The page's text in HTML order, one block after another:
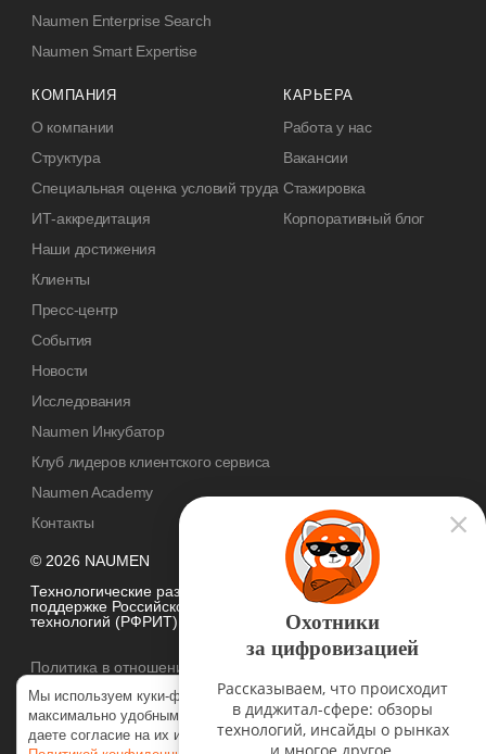
© 2026 NAUMEN
Технологические разработки осуществляются при грантовой
поддержке Российского фонда развития информационных
технологий (РФРИТ)
Политика в отношении
обработки персональных данных
Naumen Enterprise Search
Naumen Smart Expertise
КОМПАНИЯ
О компании
Структура
Специальная оценка условий труда
ИТ-аккредитация
Наши достижения
Клиенты
Пресс-центр
События
Новости
Исследования
Naumen Инкубатор
Клуб лидеров клиентского сервиса
Naumen Academy
Контакты
КАРЬЕРА
Работа у нас
Вакансии
Стажировка
Корпоративный блог
Мы используем куки-файлы, чтобы наш сайт был
максимально удобным для вас. Нажимая «Согласен», вы
даете согласие на их использование в соответствии с нашей
Охотники
за цифровизацией
Рассказываем, что происходит
в диджитал-сфере: обзоры
технологий, инсайды о рынках